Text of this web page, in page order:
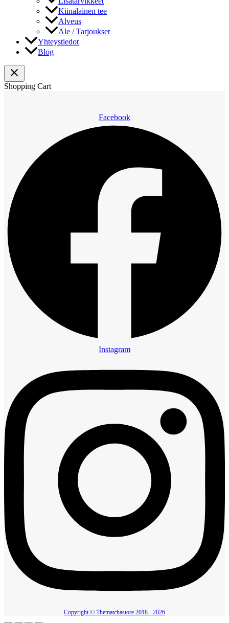
Kiinalainen tee
Alveus
Ale / Tarjoukset
Yhteystiedot
Blog
Shopping Cart
Facebook
Instagram
Copyright © Thematchastore 2018 - 2026